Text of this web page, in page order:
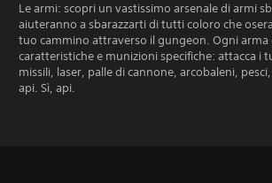
Le armi: scopri un vastissimo arsenale di armi
aiuteranno a sbarazzarti di tutti coloro che
tuo cammino attraverso il gungeon. Ogni arma
caratteristiche e munizioni specifiche: attacca i
missili, laser, palle di cannone, arcobaleni,
api. Sì, api.